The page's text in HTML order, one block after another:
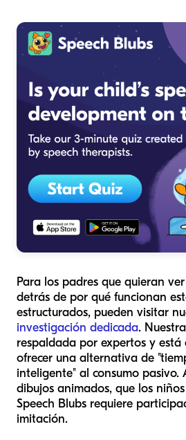
Para los padres que quieran
detrás de por qué funcionan
estructurados, pueden visitar
investigación dedicada.
respaldada por expertos y
ofrecer una alternativa de
inteligente" al consumo pasivo.
dibujos animados, que los
Speech Blubs requiere
imitación.